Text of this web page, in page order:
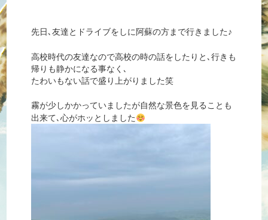
先日､友達とドライブをしに阿蘇の方まで行きました♪
高校時代の友達なので高校の時の話をしたりと､行きも
帰りも静かになる事なく､
たわいもない話で盛り上がりました笑
霧が少しかかっていましたが自然な景色を見ることも
出来て､心がホッとしました